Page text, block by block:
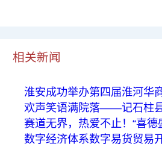
相关新闻
淮安成功举办第四届淮河华
欢声笑语满院落——记石柱
赛道无界，热爱不止！“喜德
数字经济体系数字易货贸易